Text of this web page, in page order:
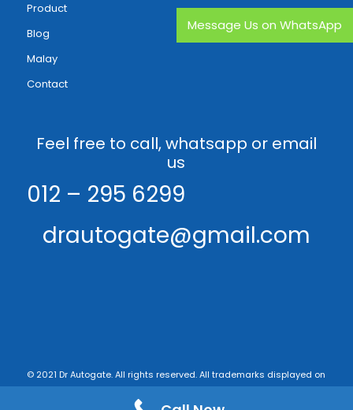
Product
Blog
Malay
Contact
Feel free to call, whatsapp or email
us
012 – 295 6299
drautogate@gmail.com
© 2021 Dr Autogate. All rights reserved. All trademarks displayed on
Message Us on WhatsApp